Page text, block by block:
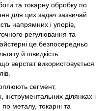
та токарну обробку по
для цих задач зазвичай
напрямних і упорів,
регулювання та
це безпосередньо
й швидкість
верстат використовується
сегмент,
ділянках і
по металу, токарні та